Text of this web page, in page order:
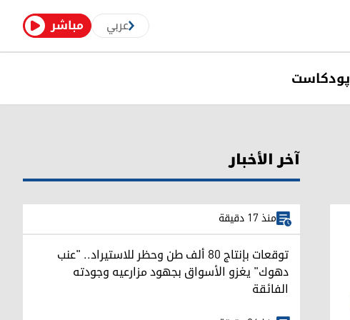
مباشر عربي
پودکاست
آخر الأخبار
منذ 17 دقيقة
توقعات بإنتاج 80 ألف طن وحظر للاستيراد.. "عنب
دهوك" يغزو الأسواق بجهود مزارعيه وجودته
الفائقة